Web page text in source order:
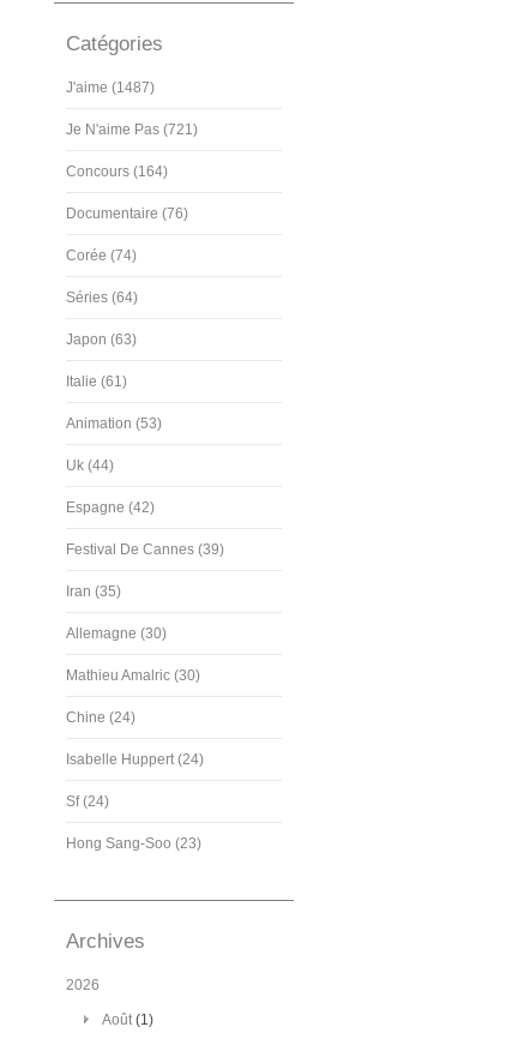
Catégories
J'aime (1487)
Je N'aime Pas (721)
Concours (164)
Documentaire (76)
Corée (74)
Séries (64)
Japon (63)
Italie (61)
Animation (53)
Uk (44)
Espagne (42)
Festival De Cannes (39)
Iran (35)
Allemagne (30)
Mathieu Amalric (30)
Chine (24)
Isabelle Huppert (24)
Sf (24)
Hong Sang-Soo (23)
Archives
2026
Août(1)